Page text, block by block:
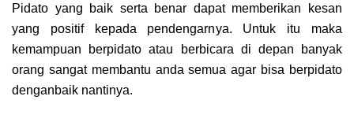
Pidato yang baik serta benar dapat memberikan kesan
yang positif kepada pendengarnya. Untuk itu maka
kemampuan berpidato atau berbicara di depan banyak
orang sangat membantu anda semua agar bisa berpidato
denganbaik nantinya.